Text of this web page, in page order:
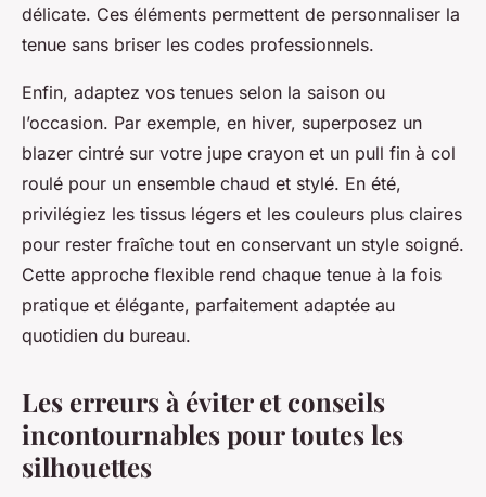
délicate. Ces éléments permettent de personnaliser la
tenue sans briser les codes professionnels.
Enfin, adaptez vos tenues selon la saison ou
l’occasion. Par exemple, en hiver, superposez un
blazer cintré sur votre jupe crayon et un pull fin à col
roulé pour un ensemble chaud et stylé. En été,
privilégiez les tissus légers et les couleurs plus claires
pour rester fraîche tout en conservant un style soigné.
Cette approche flexible rend chaque tenue à la fois
pratique et élégante, parfaitement adaptée au
quotidien du bureau.
Les erreurs à éviter et conseils
incontournables pour toutes les
silhouettes